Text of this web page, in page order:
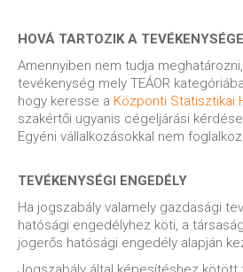
HOVÁ TARTOZIK A
Amennyiben nem tudja
tevékenység mely TEÁOR
hogy keresse a Központi Statisztikai
szakértői ugyanis cégeljárási
Egyéni vállalkozásokkal nem
TEVÉKENYSÉGI ENGEDÉLY
Ha jogszabály valamely gazdasági
hatósági engedélyhez köti, a
jogerős hatósági engedély alapján